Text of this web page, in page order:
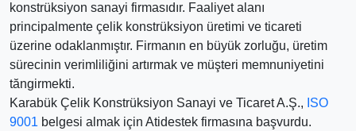
konstrüksiyon sanayi firmasıdır. Faaliyet alanı
principalmente çelik konstrüksiyon üretimi ve ticareti
üzerine odaklanmıştır. Firmanın en büyük zorluğu, üretim
sürecinin verimliliğini artırmak ve müşteri memnuniyetini
tăngirmekti.
Karabük Çelik Konstrüksiyon Sanayi ve Ticaret A.Ş., ISO
9001 belgesi almak için Atidestek firmasına başvurdu.